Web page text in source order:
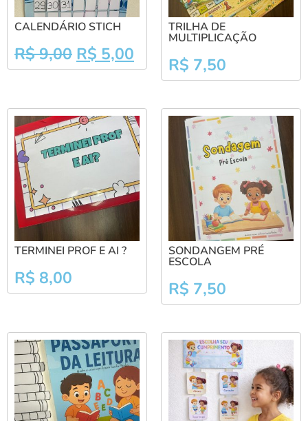
CALENDÁRIO STICH
R$9,00 R$ 5,00
TRILHA DE
MULTIPLICAÇÃO
R$ 7,50
TERMINEI PROF E AI ?
R$ 8,00
SONDANGEM PRÉ
ESCOLA
R$ 7,50